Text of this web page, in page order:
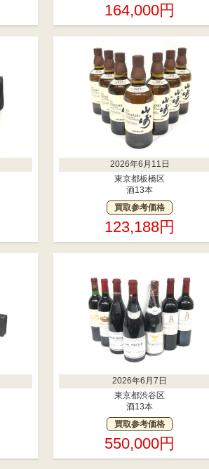
164,000円
2026年6月11日
東京都板橋区
酒13本
買取参考価格
123,188円
2026年6月7日
東京都渋谷区
酒13本
買取参考価格
550,000円